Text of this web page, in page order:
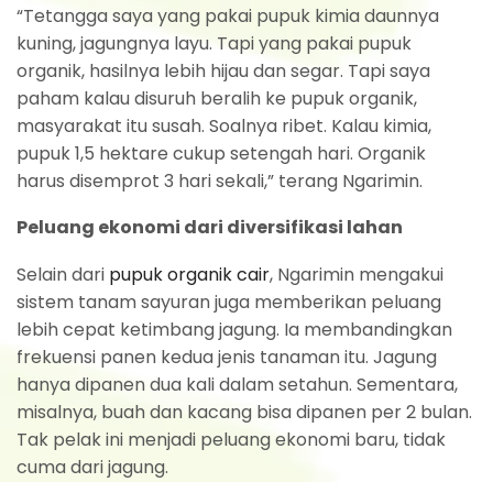
“Tetangga saya yang pakai pupuk kimia daunnya
kuning, jagungnya layu. Tapi yang pakai pupuk
organik, hasilnya lebih hijau dan segar. Tapi saya
paham kalau disuruh beralih ke pupuk organik,
masyarakat itu susah. Soalnya ribet. Kalau kimia,
pupuk 1,5 hektare cukup setengah hari. Organik
harus disemprot 3 hari sekali,” terang Ngarimin.
Peluang ekonomi dari diversifikasi lahan
Selain dari pupuk organik cair, Ngarimin mengakui
sistem tanam sayuran juga memberikan peluang
lebih cepat ketimbang jagung. Ia membandingkan
frekuensi panen kedua jenis tanaman itu. Jagung
hanya dipanen dua kali dalam setahun. Sementara,
misalnya, buah dan kacang bisa dipanen per 2 bulan.
Tak pelak ini menjadi peluang ekonomi baru, tidak
cuma dari jagung.